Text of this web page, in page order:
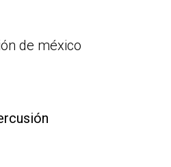
de méxico